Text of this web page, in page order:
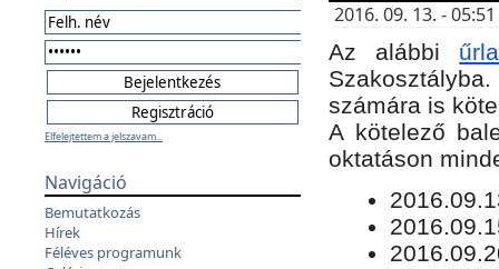
Elfelejtettem a jelszavam...
Navigáció
Bemutatkozás
Hírek
Féléves programunk
2016. 09. 13. -
Az alábbi
számára is
​A kötelező
oktatáson